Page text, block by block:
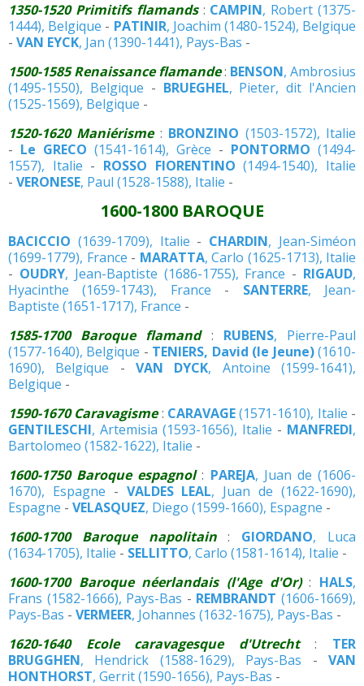
1350-1520 Primitifs flamands: CAMPIN, Robert (1375-
1444), Belgique - PATINIR, Joachim (1480-1524), Belgique
- VAN EYCK, Jan (1390-1441), Pays-Bas -
1500-1585 Renaissance flamande: BENSON, Ambrosius
(1495-1550), Belgique - BRUEGHEL, Pieter, dit l'Ancien
(1525-1569), Belgique -
1520-1620 Maniérisme: BRONZINO (1503-1572), Italie
- Le GRECO (1541-1614), Grèce - PONTORMO (1494-
1557), Italie - ROSSO FIORENTINO (1494-1540), Italie
- VERONESE, Paul (1528-1588), Italie -
1600-1800 BAROQUE
BACICCIO (1639-1709), Italie - CHARDIN, Jean-Siméon
(1699-1779), France - MARATTA, Carlo (1625-1713), Italie
- OUDRY, Jean-Baptiste (1686-1755), France - RIGAUD,
Hyacinthe (1659-1743), France - SANTERRE, Jean-
Baptiste (1651-1717), France -
1585-1700 Baroque flamand: RUBENS, Pierre-Paul
(1577-1640), Belgique - TENIERS, David (le Jeune)(1610-
1690), Belgique -VAN DYCK, Antoine (1599-1641),
Belgique -
1590-1670 Caravagisme: CARAVAGE(1571-1610), Italie -
GENTILESCHI, Artemisia (1593-1656), Italie - MANFREDI,
Bartolomeo (1582-1622), Italie -
1600-1750 Baroque espagnol: PAREJA, Juan de (1606-
1670), Espagne - VALDES LEAL, Juan de (1622-1690),
Espagne - VELASQUEZ, Diego (1599-1660), Espagne -
1600-1700 Baroque napolitain: GIORDANO, Luca
(1634-1705), Italie - SELLITTO, Carlo (1581-1614), Italie -
1600-1700 Baroque néerlandais (l'Age d'Or): HALS,
Frans (1582-1666), Pays-Bas - REMBRANDT (1606-1669),
Pays-Bas - VERMEER, Johannes (1632-1675), Pays-Bas -
1620-1640 Ecole caravagesque d'Utrecht: TER
BRUGGHEN, Hendrick (1588-1629), Pays-Bas -VAN
HONTHORST, Gerrit (1590-1656), Pays-Bas -